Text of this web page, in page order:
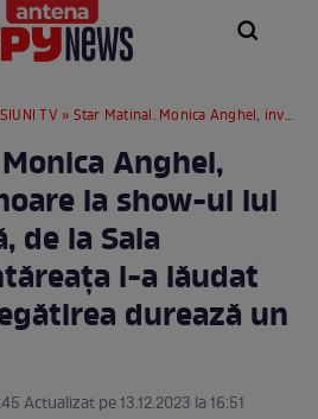
TV » Star Matinal. Monica Anghel, invitată de onoare la show-ul lui Ștefan Bănică, de la Sala Palatului. Cântăreața l-a lăudat pe artist: ”Pregătirea durează un an” / VIDEO
Anghel,
la show-ul lui
de la Sala
l-a lăudat
durează un
Actualizat pe 13.12.2023 la 16:51